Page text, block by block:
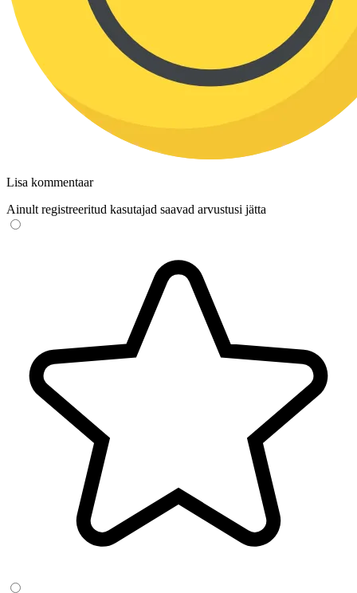
Lisa kommentaar
Ainult registreeritud kasutajad saavad arvustusi jätta